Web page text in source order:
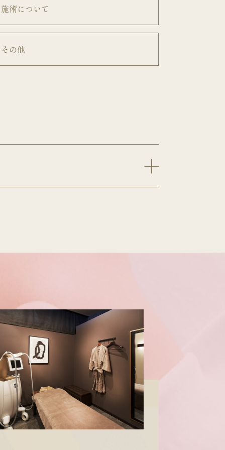
施術について
その他